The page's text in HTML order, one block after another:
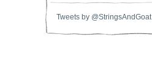
Tweets by @StringsAndGoat